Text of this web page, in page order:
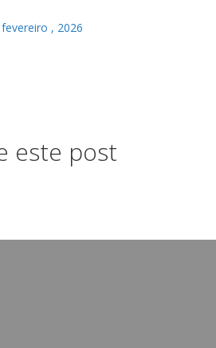
, 2026
este post